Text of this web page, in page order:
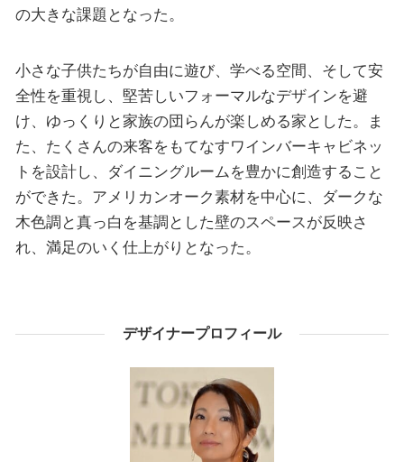
の大きな課題となった。
小さな子供たちが自由に遊び、学べる空間、そして安
全性を重視し、堅苦しいフォーマルなデザインを避
け、ゆっくりと家族の団らんが楽しめる家とした。ま
た、たくさんの来客をもてなすワインバーキャビネッ
トを設計し、ダイニングルームを豊かに創造すること
ができた。アメリカンオーク素材を中心に、ダークな
木色調と真っ白を基調とした壁のスペースが反映さ
れ、満足のいく仕上がりとなった。
デザイナープロフィール